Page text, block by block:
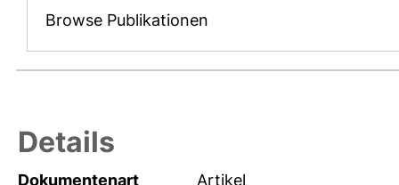
Browse Publikationen
Details
Dokumentenart
Artikel